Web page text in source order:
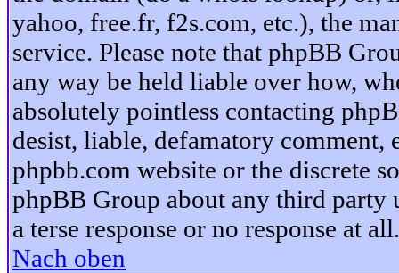
yahoo, free.fr, f2s.com, etc.), the
service. Please note that phpBB
any way be held liable over how,
absolutely pointless contacting
desist, liable, defamatory
phpbb.com website or the discrete
phpBB Group about any third party
a terse response or no response at all.
Nach oben